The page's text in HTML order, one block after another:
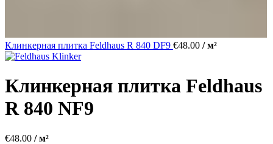
Клинкерная плитка Feldhaus R 840 DF9 €48.00 / м²
Клинкерная плитка Feldhaus
R 840 NF9
€48.00 / м²